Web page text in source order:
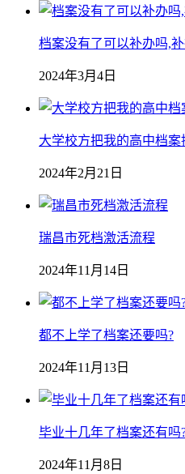
档案没有了可以补办吗,
2024年3月4日
大学校方把我的高中档案
2024年2月21日
瑞昌市死档激活流程
2024年11月14日
都不上学了档案还要吗?
2024年11月13日
毕业十几年了档案还有吗
2024年11月8日